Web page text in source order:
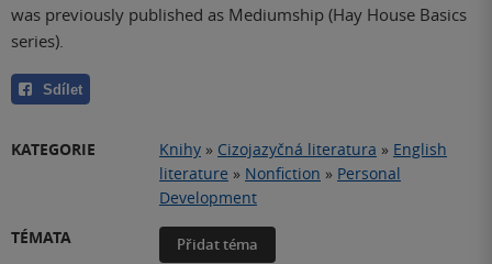
was previously published as Mediumship (Hay House Basics
series).
Sdílet
KATEGORIE Knihy » Cizojazyčná literatura » English
literature » Nonfiction » Personal
Development
TÉMATA
Přidat téma